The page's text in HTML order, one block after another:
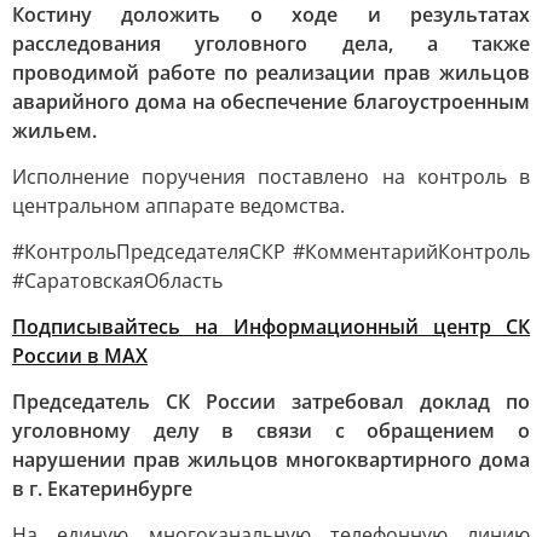
Костину доложить о ходе и результатах
расследования уголовного дела, а также
проводимой работе по реализации прав жильцов
аварийного дома на обеспечение благоустроенным
жильем.
Исполнение поручения поставлено на контроль в
центральном аппарате ведомства.
#КонтрольПредседателяСКР #КомментарийКонтроль
#СаратовскаяОбласть
Подписывайтесь на Информационный центр СК
России в MAХ
Председатель СК России затребовал доклад по
уголовному делу в связи с обращением о
нарушении прав жильцов многоквартирного дома
в г. Екатеринбурге